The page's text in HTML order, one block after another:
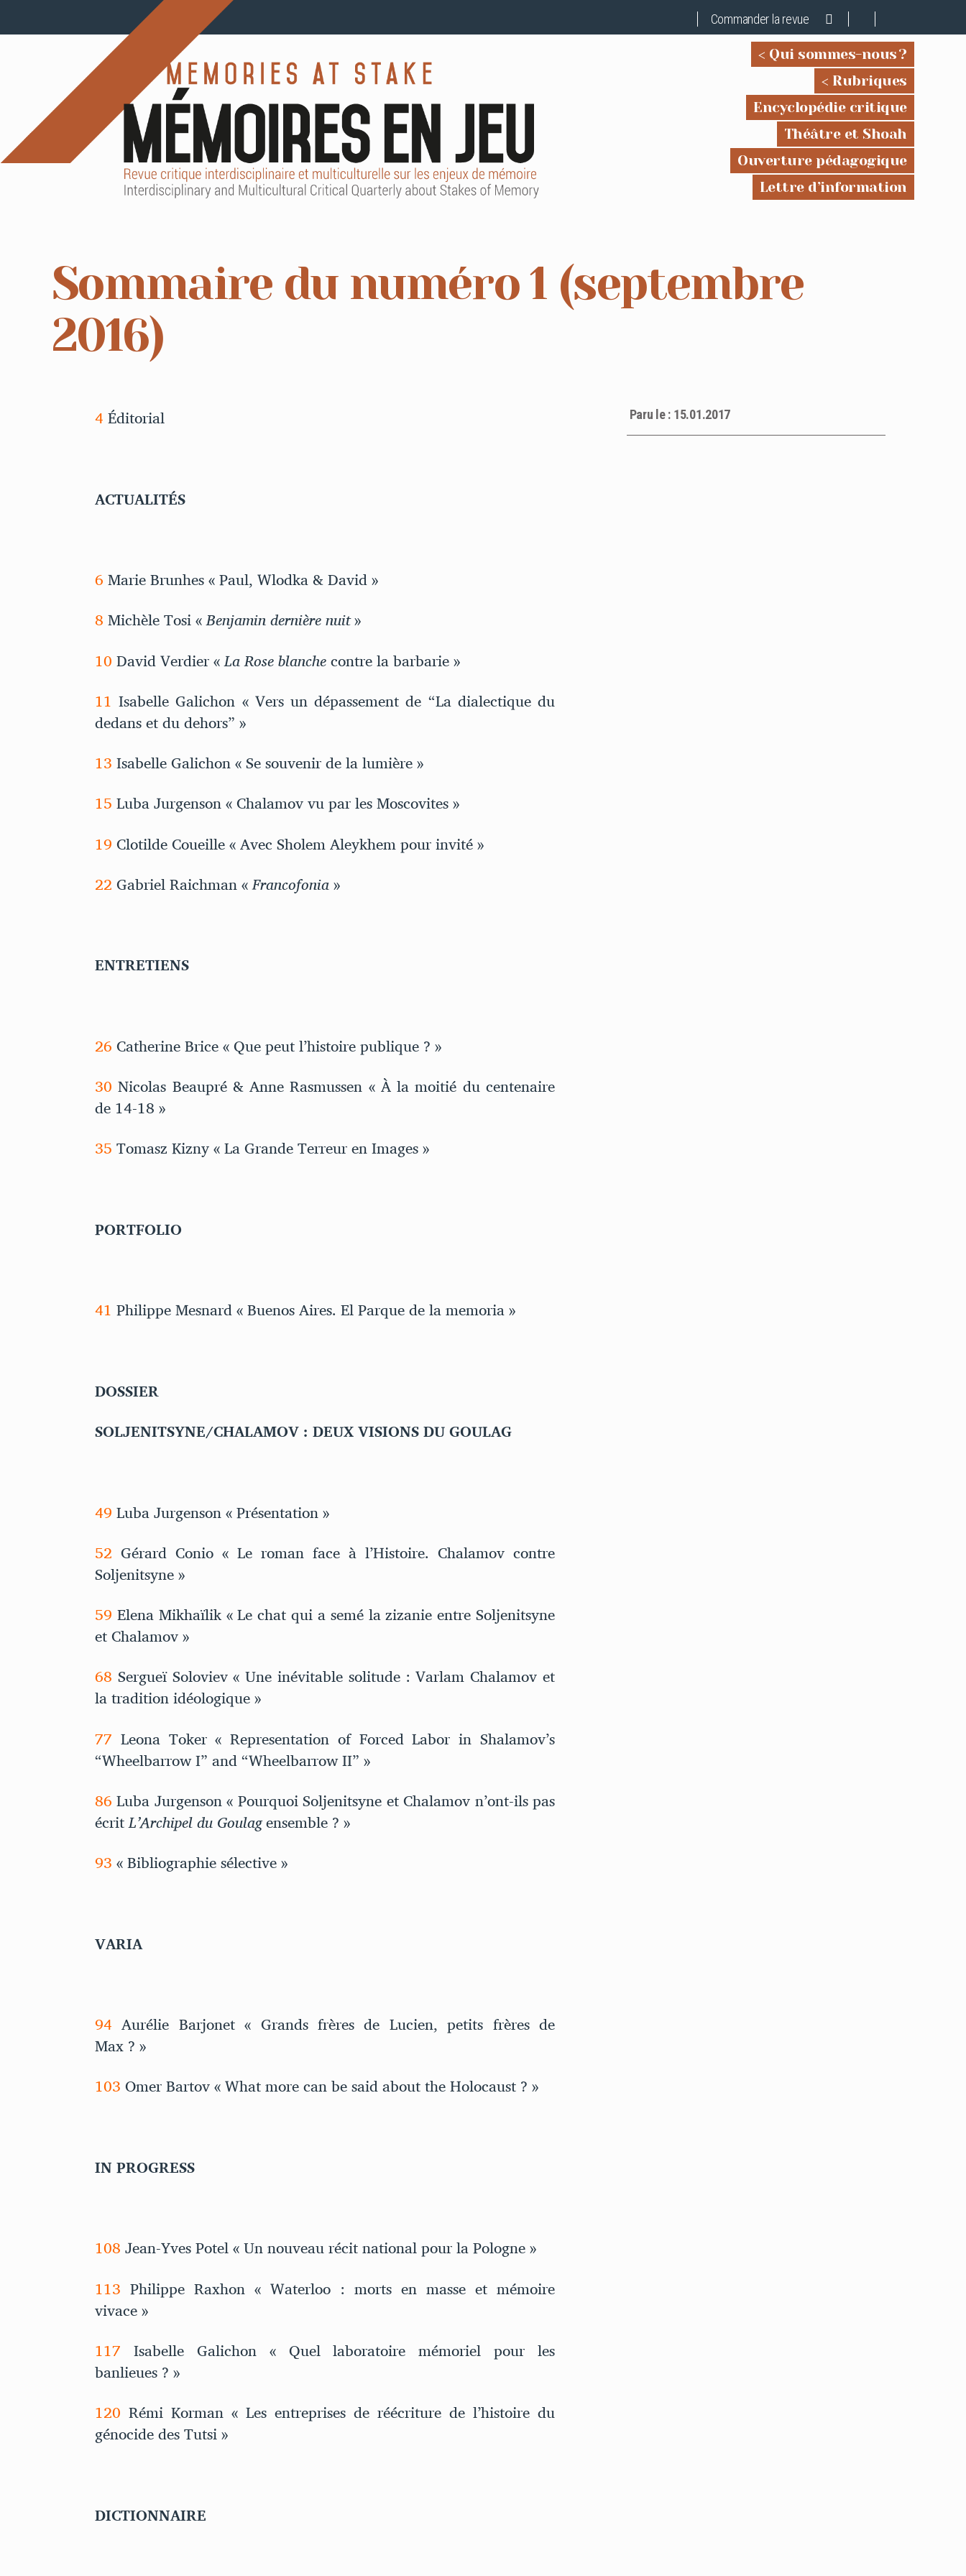
Commander la revue
Qui sommes-nous ?
Rubriques
Encyclopédie critique
Théâtre et Shoah
Ouverture pédagogique
Lettre d’information
Sommaire du numéro 1 (septembre
2016)
Paru le : 15.01.2017
4Éditorial
ACTUALITÉS
6Marie Brunhes « Paul, Wlodka & David »
8Michèle Tosi «Benjamin dernière nuit»
10David Verdier «La Rose blanchecontre la barbarie »
11 Isabelle Galichon « Vers un dépassement de “La dialectique du
dedans et du dehors” »
13Isabelle Galichon « Se souvenir de la lumière »
15Luba Jurgenson « Chalamov vu par les Moscovites »
19Clotilde Coueille « Avec Sholem Aleykhem pour invité »
22Gabriel Raichman «Francofonia»
ENTRETIENS
26Catherine Brice « Que peut l’histoire publique ? »
30 Nicolas Beaupré & Anne Rasmussen « À la moitié du centenaire
de 14-18 »
35Tomasz Kizny « La Grande Terreur en Images »
PORTFOLIO
41 Philippe Mesnard « Buenos Aires. El Parque de la memoria »
DOSSIER
SOLJENITSYNE/CHALAMOV : DEUX VISIONS DU GOULAG
49Luba Jurgenson « Présentation »
52 Gérard Conio « Le roman face à l’Histoire. Chalamov contre
Soljenitsyne »
59 Elena Mikhaïlik « Le chat qui a semé la zizanie entre Soljenitsyne
et Chalamov »
68 Sergueï Soloviev « Une inévitable solitude : Varlam Chalamov et
la tradition idéologique »
77 Leona Toker « Representation of Forced Labor in Shalamov’s
“Wheelbarrow I” and “Wheelbarrow II” »
86Luba Jurgenson « Pourquoi Soljenitsyne et Chalamov n’ont-ils pas
écritL’Archipel du Goulagensemble ? »
93« Bibliographie sélective »
VARIA
94 Aurélie Barjonet « Grands frères de Lucien, petits frères de
Max ? »
103Omer Bartov « What more can be said about the Holocaust ? »
IN PROGRESS
108Jean-Yves Potel « Un nouveau récit national pour la Pologne »
113 Philippe Raxhon « Waterloo : morts en masse et mémoire
vivace »
117 Isabelle Galichon « Quel laboratoire mémoriel pour les
banlieues ? »
120 Rémi Korman « Les entreprises de réécriture de l’histoire du
génocide des Tutsi »
DICTIONNAIRE